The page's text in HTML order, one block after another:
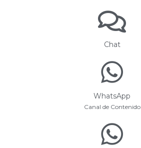
Chat
WhatsApp
Canal de Contenido